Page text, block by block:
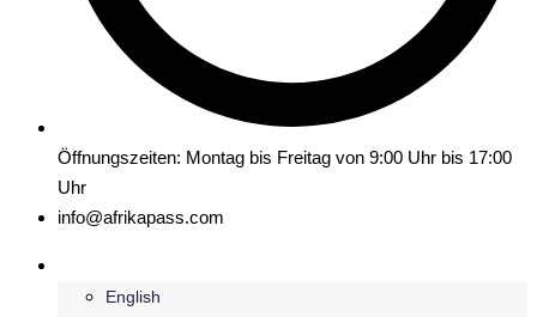
Öffnungszeiten: Montag bis Freitag von 9:00 Uhr bis 17:00
Uhr
info@afrikapass.com
English